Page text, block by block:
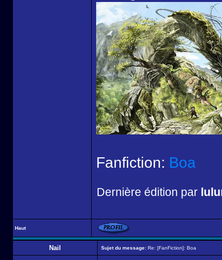
Fanfiction: Boa
Dernière édition par
Haut
Nail Sujet du message: Re: [FanFiction]: Boa